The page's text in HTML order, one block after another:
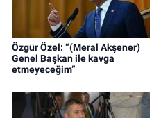
Özgür Özel: “(Meral Akşener)
Genel Başkan ile kavga
etmeyeceğim”